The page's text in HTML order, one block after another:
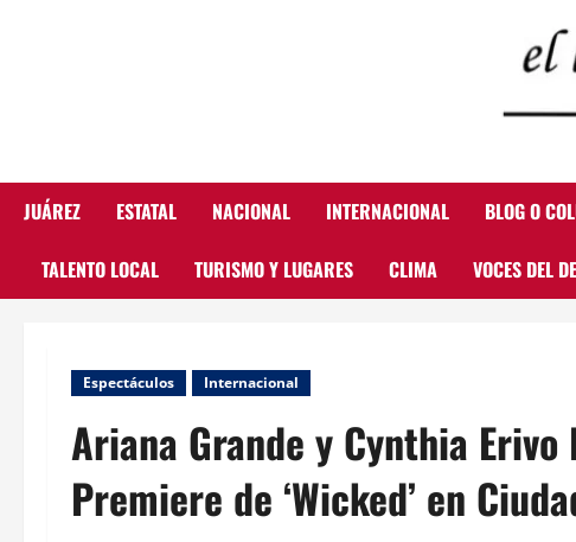
JUÁREZ ESTATAL NACIONAL INTERNACIONAL BLOG O
TALENTO LOCAL TURISMO Y LUGARES CLIMA VOCES DEL
Espectáculos Internacional
Ariana Grande y Cynthia
Premiere de ‘Wicked’ en